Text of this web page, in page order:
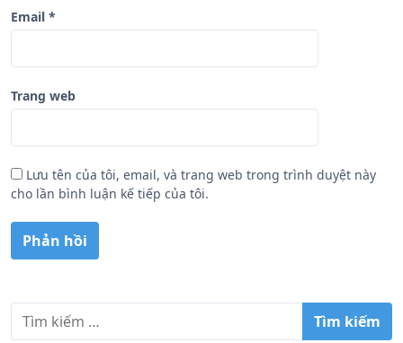
Email *
Trang web
Lưu tên của tôi, email, và trang web trong trình duyệt này
cho lần bình luận kế tiếp của tôi.